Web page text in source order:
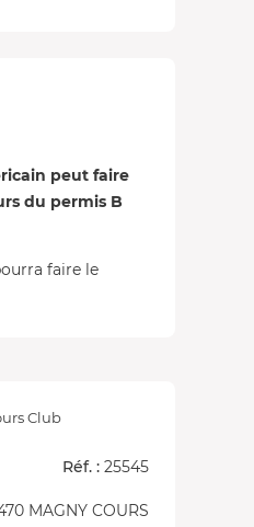
peut faire
du permis B
faire le
Club
Réf. : 25545
MAGNY COURS